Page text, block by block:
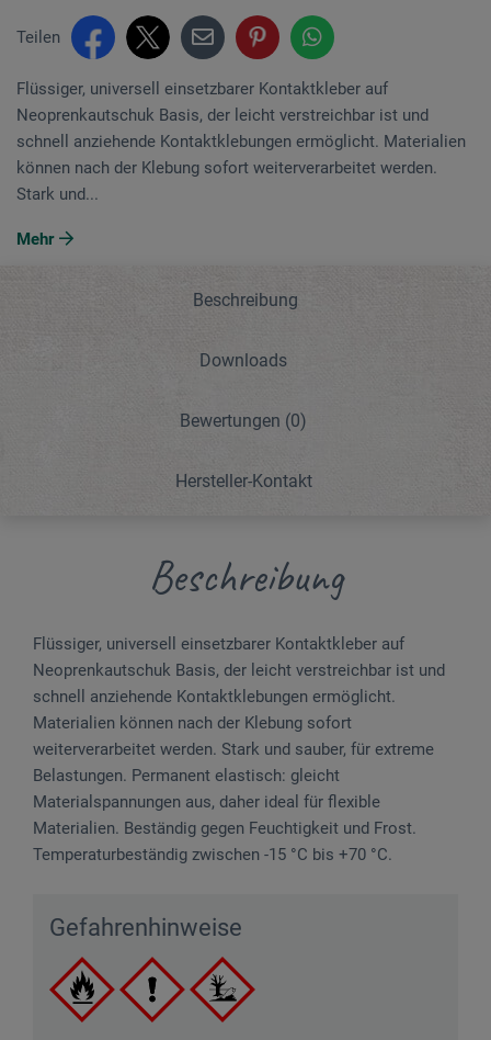
Teilen
Flüssiger, universell einsetzbarer Kontaktkleber auf
Neoprenkautschuk Basis, der leicht verstreichbar ist und
schnell anziehende Kontaktklebungen ermöglicht. Materialien
können nach der Klebung sofort weiterverarbeitet werden.
Stark und...
Mehr
Beschreibung
Downloads
Bewertungen (0)
Hersteller-Kontakt
Beschreibung
Flüssiger, universell einsetzbarer Kontaktkleber auf
Neoprenkautschuk Basis, der leicht verstreichbar ist und
schnell anziehende Kontaktklebungen ermöglicht.
Materialien können nach der Klebung sofort
weiterverarbeitet werden. Stark und sauber, für extreme
Belastungen. Permanent elastisch: gleicht
Materialspannungen aus, daher ideal für flexible
Materialien. Beständig gegen Feuchtigkeit und Frost.
Temperaturbeständig zwischen -15 °C bis +70 °C.
Gefahrenhinweise